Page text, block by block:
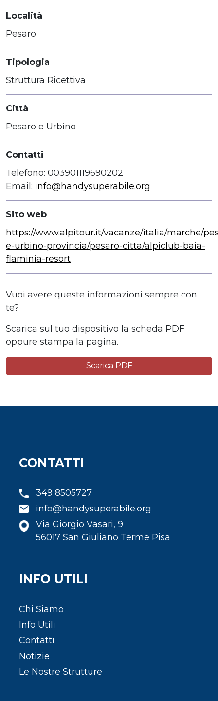
Località
Pesaro
Tipologia
Struttura Ricettiva
Città
Pesaro e Urbino
Contatti
Telefono: 003901119690202
Email: info@handysuperabile.org
Sito web
https://www.alpitour.it/vacanze/italia/marche/
e-urbino-provincia/pesaro-citta/alpiclub-baia-
flaminia-resort
Vuoi avere queste informazioni sempre con
te?
Scarica sul tuo dispositivo la scheda PDF
oppure stampa la pagina.
Scarica PDF
CONTATTI
349 8505727
info@handysuperabile.org
Via Giorgio Vasari, 9
56017 San Giuliano Terme Pisa
INFO UTILI
Chi Siamo
Info Utili
Contatti
Notizie
Le Nostre Strutture